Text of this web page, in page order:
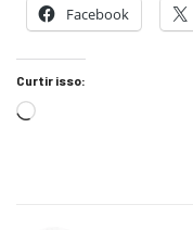
Facebook
Curtir isso: